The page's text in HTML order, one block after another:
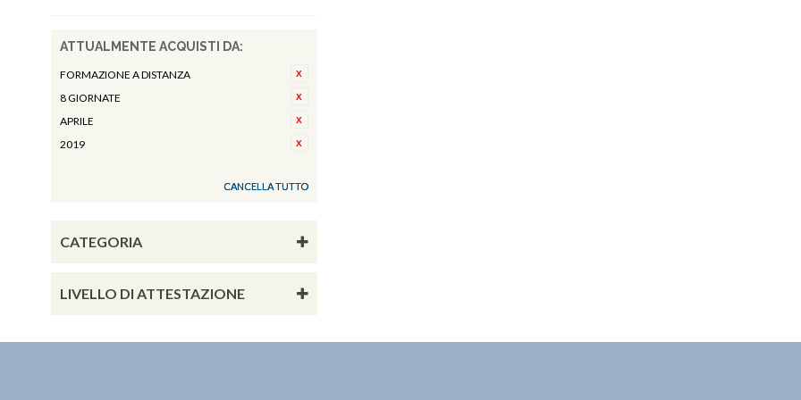
ATTUALMENTE ACQUISTI DA:
FORMAZIONE A DISTANZA
8 GIORNATE
APRILE
2019
CANCELLA TUTTO
CATEGORIA
LIVELLO DI ATTESTAZIONE